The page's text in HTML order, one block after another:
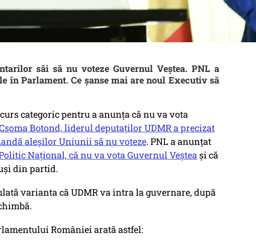
săi să nu voteze Guvernul Veștea. PNL a
în Parlament. Ce șanse mai are noul Executiv să
categoric pentru a anunța că nu va vota
Botond, liderul deputaților UDMR a precizat
aleșilor Uniunii să nu voteze. PNL a anunțat
Național, că nu va vota Guvernul Veștea și că
din partid.
varianta că UDMR va intra la guvernare, după
României arată astfel: